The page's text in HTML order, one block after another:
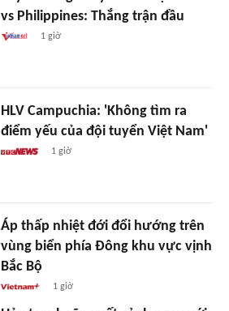
vs Philippines: Thắng trận đầu
1 giờ
HLV Campuchia: 'Không tìm ra
điểm yếu của đội tuyển Việt Nam'
1 giờ
Áp thấp nhiệt đới đổi hướng trên
vùng biển phía Đông khu vực vịnh
Bắc Bộ
1 giờ